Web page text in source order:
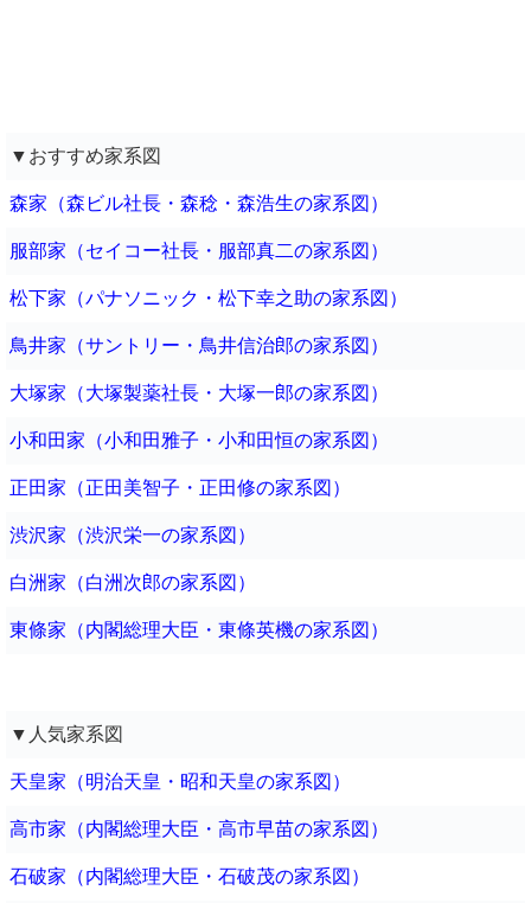
▼おすすめ家系図
森家（森ビル社長・森稔・森浩生の家系図）
服部家（セイコー社長・服部真二の家系図）
松下家（パナソニック・松下幸之助の家系図）
鳥井家（サントリー・鳥井信治郎の家系図）
大塚家（大塚製薬社長・大塚一郎の家系図）
小和田家（小和田雅子・小和田恒の家系図）
正田家（正田美智子・正田修の家系図）
渋沢家（渋沢栄一の家系図）
白洲家（白洲次郎の家系図）
東條家（内閣総理大臣・東條英機の家系図）
▼人気家系図
天皇家（明治天皇・昭和天皇の家系図）
高市家（内閣総理大臣・高市早苗の家系図）
石破家（内閣総理大臣・石破茂の家系図）